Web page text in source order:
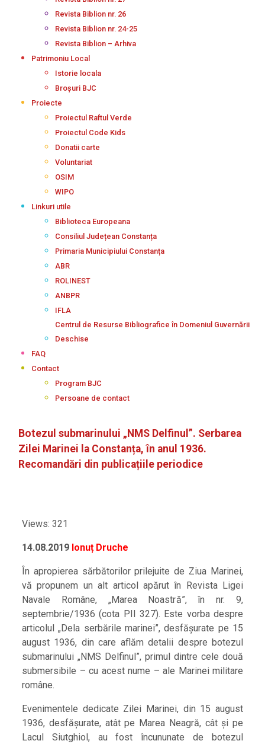
Revista Biblion nr. 26
Revista Biblion nr. 24-25
Revista Biblion – Arhiva
Patrimoniu Local
Istorie locala
Broșuri BJC
Proiecte
Proiectul Raftul Verde
Proiectul Code Kids
Donatii carte
Voluntariat
OSIM
WIPO
Linkuri utile
Biblioteca Europeana
Consiliul Județean Constanța
Primaria Municipiului Constanța
ABR
ROLINEST
ANBPR
IFLA
Centrul de Resurse Bibliografice în Domeniul Guvernării
Deschise
FAQ
Contact
Program BJC
Persoane de contact
Botezul submarinului „NMS Delfinul”. Serbarea
Zilei Marinei la Constanța, în anul 1936.
Recomandări din publicațiile periodice
Views: 321
14.08.2019 Ionuț Druche
În apropierea sărbătorilor prilejuite de Ziua Marinei,
vă propunem un alt articol apărut în Revista Ligei
Navale Române, „Marea Noastră”, în nr. 9,
septembrie/1936 (cota PII 327). Este vorba despre
articolul „Dela serbările marinei”, desfășurate pe 15
august 1936, din care aflăm detalii despre botezul
submarinului „NMS Delfinul”, primul dintre cele două
submersibile – cu acest nume – ale Marinei militare
române.
Evenimentele dedicate Zilei Marinei, din 15 august
1936, desfășurate, atât pe Marea Neagră, cât și pe
Lacul Siutghiol, au fost încununate de botezul